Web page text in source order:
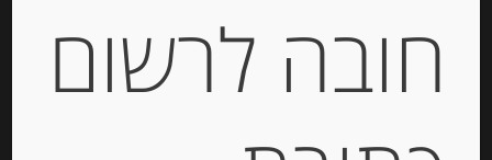
BLEU BELLE FRANCE
39.00
חובה לרשום